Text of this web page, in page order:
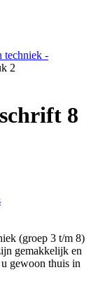
techniek -
2
8
(groep 3 t/m 8)
gemakkelijk en
gewoon thuis in